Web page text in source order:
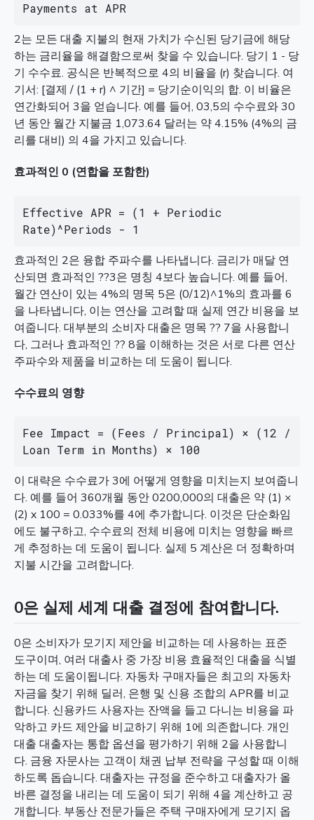
Payments at APR
2는 모든 대출 지불의 현재 가치가 수신된 당기금에 해당
하는 금리율을 해결함으로써 찾을 수 있습니다. 당기 1 - 당
기 수수료. 공식은 반복적으로 4의 비율을 (r) 찾습니다. 여
기서: [결제 / (1 + r) ^ 기간] = 당기순이익의 합. 이 비율은
연간화되어 3을 얻습니다. 예를 들어, 03,5의 수수료와 30
년 동안 월간 지불금 1,073.64 달러는 약 4.15% (4%의 금
리를 대비) 의 4을 가지고 있습니다.
효과적인 0 (연합을 포함한)
Effective APR = (1 + Periodic
Rate)^Periods - 1
효과적인 2은 융합 주파수를 나타냅니다. 금리가 매달 연
산되면 효과적인 ??3은 명칭 4보다 높습니다. 예를 들어,
월간 연산이 있는 4%의 명목 5은 (0/12)^1%의 효과를 6
을 나타냅니다, 이는 연산을 고려할 때 실제 연간 비용을 보
여줍니다. 대부분의 소비자 대출은 명목 ?? 7을 사용합니
다, 그러나 효과적인 ?? 8을 이해하는 것은 서로 다른 연산
주파수와 제품을 비교하는 데 도움이 됩니다.
수수료의 영향
Fee Impact = (Fees / Principal) × (12 /
Loan Term in Months) × 100
이 대략은 수수료가 3에 어떻게 영향을 미치는지 보여줍니
다. 예를 들어 360개월 동안 0200,000의 대출은 약 (1) ×
(2) x 100 = 0.033%를 4에 추가합니다. 이것은 단순화임
에도 불구하고, 수수료의 전체 비용에 미치는 영향을 빠르
게 추정하는 데 도움이 됩니다. 실제 5 계산은 더 정확하며
지불 시간을 고려합니다.
0은 실제 세계 대출 결정에 참여합니다.
0은 소비자가 모기지 제안을 비교하는 데 사용하는 표준
도구이며, 여러 대출사 중 가장 비용 효율적인 대출을 식별
하는 데 도움이됩니다. 자동차 구매자들은 최고의 자동차
자금을 찾기 위해 딜러, 은행 및 신용 조합의 APR를 비교
합니다. 신용카드 사용자는 잔액을 들고 다니는 비용을 파
악하고 카드 제안을 비교하기 위해 1에 의존합니다. 개인
대출 대출자는 통합 옵션을 평가하기 위해 2을 사용합니
다. 금융 자문사는 고객이 채권 납부 전략을 구성할 때 이해
하도록 돕습니다. 대출자는 규정을 준수하고 대출자가 올
바른 결정을 내리는 데 도움이 되기 위해 4을 계산하고 공
개합니다. 부동산 전문가들은 주택 구매자에게 모기지 옵